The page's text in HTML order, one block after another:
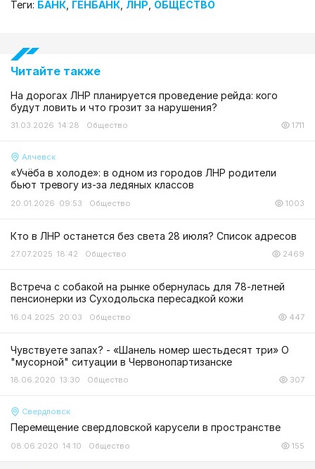
Теги: БАНК ГЕНБАНК ЛНР ОБЩЕСТВО
Читайте также
На дорогах ЛНР планируется проведение рейда: кого
будут ловить и что грозит за нарушения?
31.03.2026 14:28 Общество 1711
Алчевск
«Учёба в холоде»: в одном из городов ЛНР родители
бьют тревогу из-за ледяных классов
20.01.2026 09:53 Общество 1003
Кто в ЛНР останется без света 28 июля? Список адресов
27.07.2025 18:42 Общество 2469
Встреча с собакой на рынке обернулась для 78-летней
пенсионерки из Суходольска пересадкой кожи
16.04.2025 20:03 Общество 447
Чувствуете запах? - «Шанель номер шестьдесят три» О
"мусорной" ситуации в Червонопартизанске
18.06.2020 13:30 Общество 307
Свердловск
Перемещение свердловской карусели в пространстве
08.06.2020 14:10 Общество 155